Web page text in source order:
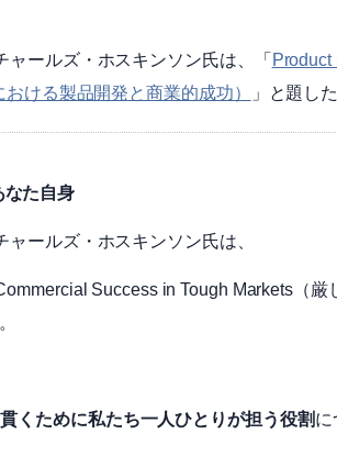
ールズ・ホスキンソン氏は、「
ける製品開発と商業的成功）
」と題し
た自身
ールズ・ホスキンソン氏は、
Success in Tough Markets（
くために私たち一人ひとりが担う役割に